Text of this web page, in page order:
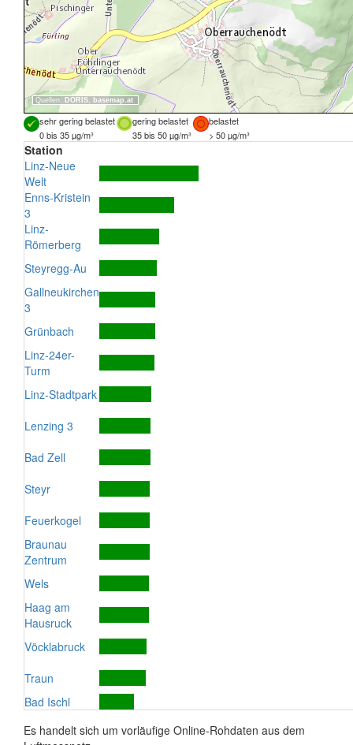
Quellen: DORIS, basemap.at
sehr gering belastet gering belastet
belastet
0 bis 35 µg/m³
35 bis 50 µg/m³ > 50 µg/m³
Station
Linz-Neue
Welt
Enns-Kristein
3
Linz-
Römerberg
Steyregg-Au
Gallneukirchen
3
Grünbach
Linz-24er-
Turm
Linz-Stadtpark
Lenzing 3
Bad Zell
Steyr
Feuerkogel
Braunau
Zentrum
Wels
Haag am
Hausruck
Vöcklabruck
Traun
Bad Ischl
Es handelt sich um vorläufige Online-Rohdaten aus dem